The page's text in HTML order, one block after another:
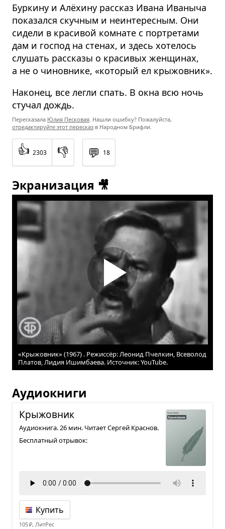
Буркину и Алёхину рассказ Ивана Иваныча
показался скучным и неинтересным. Они
сидели в красивой комнате с портретами
дам и господ на стенах, и здесь хотелось
слушать рассказы о красивых женщинах,
а не о чиновнике, «который ел крыжовник».
Наконец, все легли спать. В окна всю ночь
стучал дождь.
Пересказала Юлия Песковая. Нашли ошибку? Пожалуйста,
отредактируйте этот пересказ в Народном Брифли.
👍 2303 👎 💬 18
Экранизация 🎥
«Крыжовник» (1967) . Режиссёр: Леонид Пчелкин, Всеволод
Платов, Лидия Ишимбаева. Источник: YouTube.
Аудиокниги
Кры­жов­ник
Аудиокнига. 26 мин. Читает Сергей Краснов.
Бесплатный отрывок:
Купить
105 ₽, ЛитРес